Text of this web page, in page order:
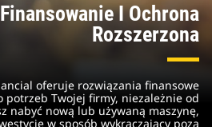
Finansowanie I Ochrona
Rozszerzona
oferuje rozwiązania finansowe
potrzeb Twojej firmy, niezależnie od
nabyć nową lub używaną maszynę,
w sposób wykraczający poza